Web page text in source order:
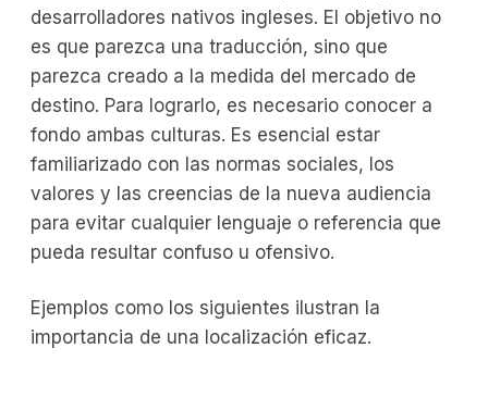
desarrolladores nativos ingleses. El objetivo no
es que parezca una traducción, sino que
parezca creado a la medida del mercado de
destino. Para lograrlo, es necesario conocer a
fondo ambas culturas. Es esencial estar
familiarizado con las normas sociales, los
valores y las creencias de la nueva audiencia
para evitar cualquier lenguaje o referencia que
pueda resultar confuso u ofensivo.
Ejemplos como los siguientes ilustran la
importancia de una localización eficaz.